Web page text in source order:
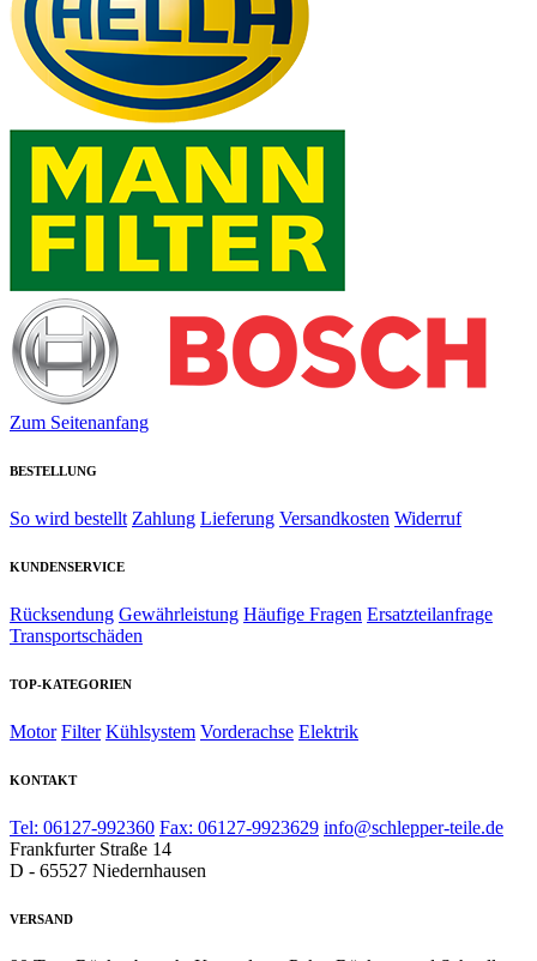
Zum Seitenanfang
BESTELLUNG
So wird bestellt Zahlung Lieferung Versandkosten Widerruf
KUNDENSERVICE
Rücksendung Gewährleistung Häufige Fragen Ersatzteilanfrage
Transportschäden
TOP-KATEGORIEN
Motor Filter Kühlsystem Vorderachse Elektrik
KONTAKT
Tel: 06127-992360 Fax: 06127-9923629 info@schlepper-teile.de
Frankfurter Straße 14
D - 65527 Niedernhausen
VERSAND